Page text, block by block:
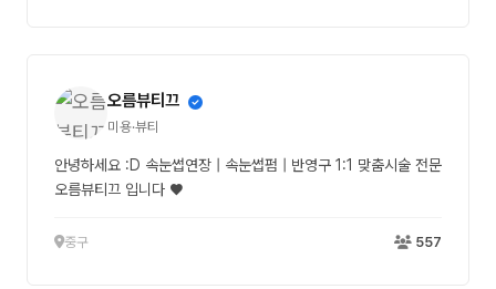
오름뷰티끄
미용·뷰티
안녕하세요 :D 속눈썹연장 | 속눈썹펌 | 반영구 1:1 맞춤시술 전문
오름뷰티끄 입니다 ♥
중구 557